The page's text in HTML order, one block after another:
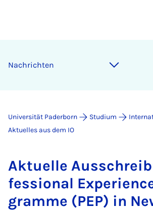
Nach­rich­ten
Universität Paderborn Studium
Aktuelles aus dem IO
Ak­tu­el­le
fes­si­o­nal
gram­me (PEP) in